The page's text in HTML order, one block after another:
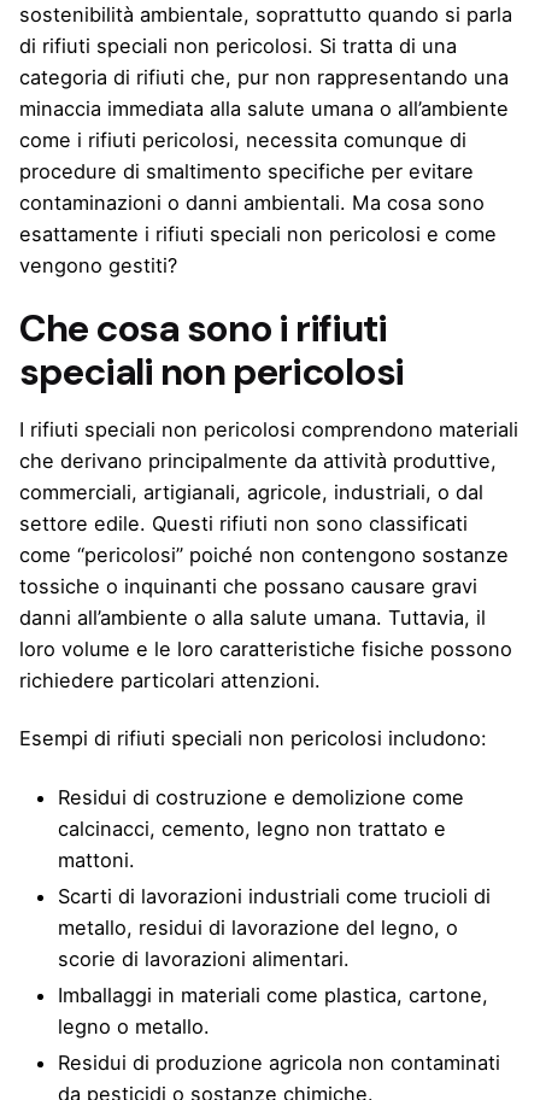
sostenibilità ambientale, soprattutto quando si parla
di rifiuti speciali non pericolosi. Si tratta di una
categoria di rifiuti che, pur non rappresentando una
minaccia immediata alla salute umana o all’ambiente
come i rifiuti pericolosi, necessita comunque di
procedure di smaltimento specifiche per evitare
contaminazioni o danni ambientali. Ma cosa sono
esattamente i rifiuti speciali non pericolosi e come
vengono gestiti?
Che cosa sono i rifiuti
speciali non pericolosi
I rifiuti speciali non pericolosi comprendono materiali
che derivano principalmente da attività produttive,
commerciali, artigianali, agricole, industriali, o dal
settore edile. Questi rifiuti non sono classificati
come “pericolosi” poiché non contengono sostanze
tossiche o inquinanti che possano causare gravi
danni all’ambiente o alla salute umana. Tuttavia, il
loro volume e le loro caratteristiche fisiche possono
richiedere particolari attenzioni.
Esempi di rifiuti speciali non pericolosi includono:
Residui di costruzione e demolizione come
calcinacci, cemento, legno non trattato e
mattoni.
Scarti di lavorazioni industriali come trucioli di
metallo, residui di lavorazione del legno, o
scorie di lavorazioni alimentari.
Imballaggi in materiali come plastica, cartone,
legno o metallo.
Residui di produzione agricola non contaminati
da pesticidi o sostanze chimiche.